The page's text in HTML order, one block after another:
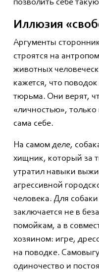
позволить себе
Иллюзия
Аргументы
строятся на
животных
кажется, что
тюрьма. Они верят,
«личностью», только
сама себе.
На самом деле,
хищник, который за
утратил навыки
агрессивной
человека. Для
заключается не в
помойкам, а в
хозяином: игре,
на поводке.
одиночество и